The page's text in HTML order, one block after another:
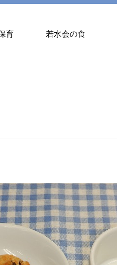
育 若水会の食